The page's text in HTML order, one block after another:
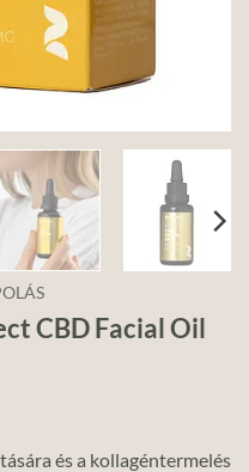
CBD Facial Oil
és a kollagéntermelés